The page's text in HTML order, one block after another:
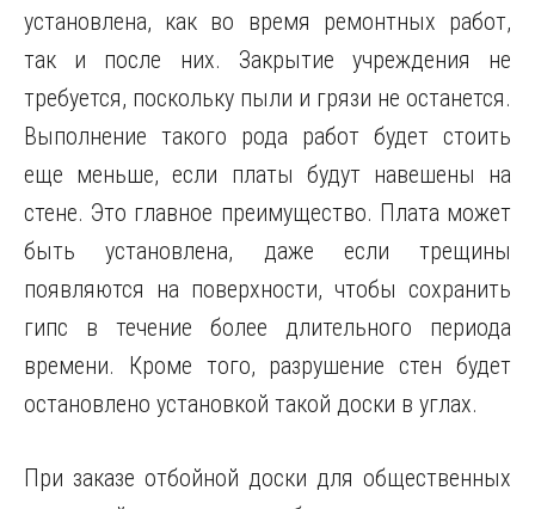
установлена, как во время ремонтных работ,
так и после них. Закрытие учреждения не
требуется, поскольку пыли и грязи не останется.
Выполнение такого рода работ будет стоить
еще меньше, если платы будут навешены на
стене. Это главное преимущество. Плата может
быть установлена, даже если трещины
появляются на поверхности, чтобы сохранить
гипс в течение более длительного периода
времени. Кроме того, разрушение стен будет
остановлено установкой такой доски в углах.
При заказе отбойной доски для общественных